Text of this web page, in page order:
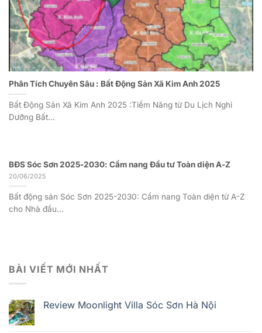
Phân Tích Chuyên Sâu : Bất Động Sản Xã Kim Anh 2025
Bất Động Sản Xã Kim Anh 2025 :Tiềm Năng từ Du Lịch Nghỉ
Dưỡng Bất...
BĐS Sóc Sơn 2025-2030: Cẩm nang Đầu tư Toàn diện A-Z
20/06/2025
Bất động sản Sóc Sơn 2025-2030: Cẩm nang Toàn diện từ A-Z
cho Nhà đầu...
BÀI VIẾT MỚI NHẤT
Review Moonlight Villa Sóc Sơn Hà Nội